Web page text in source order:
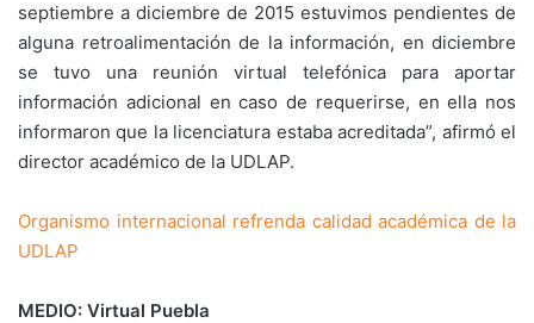
septiembre a diciembre de 2015 estuvimos pendientes de
alguna retroalimentación de la información, en diciembre
se tuvo una reunión virtual telefónica para aportar
información adicional en caso de requerirse, en ella nos
informaron que la licenciatura estaba acreditada”, afirmó el
director académico de la UDLAP.
Organismo internacional refrenda calidad académica de la
UDLAP
MEDIO: Virtual Puebla